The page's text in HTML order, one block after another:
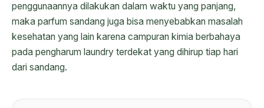
penggunaannya dilakukan dalam waktu yang panjang,
maka parfum sandang juga bisa menyebabkan masalah
kesehatan yang lain karena campuran kimia berbahaya
pada pengharum laundry terdekat yang dihirup tiap hari
dari sandang.